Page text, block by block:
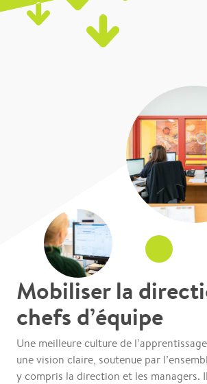
Mobiliser la
chefs d’équipe
Une meilleure culture de
une vision claire, soutenue par
y compris la direction et les managers.